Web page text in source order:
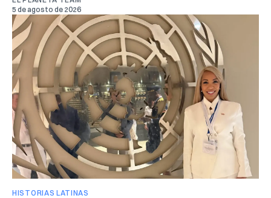
5 de agosto de 2026
HISTORIAS LATINAS